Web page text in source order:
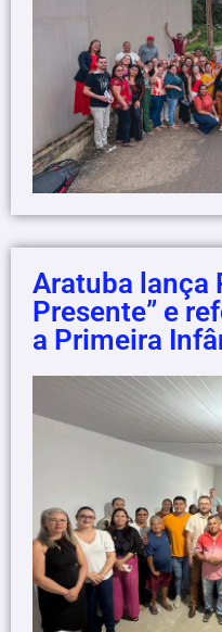
Aratuba lança
Presente” e
a Primeira